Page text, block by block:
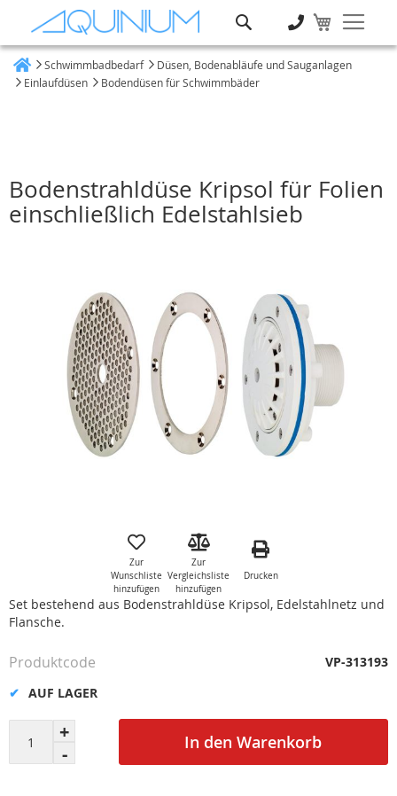
Schwimmbadbedarf
Düsen, Bodenabläufe und Sauganlagen
Einlaufdüsen
Bodendüsen für Schwimmbäder
Bodenstrahldüse Kripsol für Folien
einschließlich Edelstahlsieb
Zur
Wunschliste
hinzufügen
Zur
Vergleichsliste
hinzufügen
Drucken
Set bestehend aus Bodenstrahldüse Kripsol, Edelstahlnetz und
Flansche.
In den Warenkorb
AUF LAGER
Produktcode VP-313193